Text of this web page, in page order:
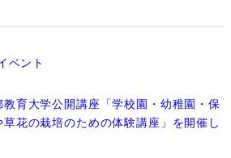
ベント
教育大学公開講座「学校園・幼稚園・保
花の栽培のための体験講座」を開催し